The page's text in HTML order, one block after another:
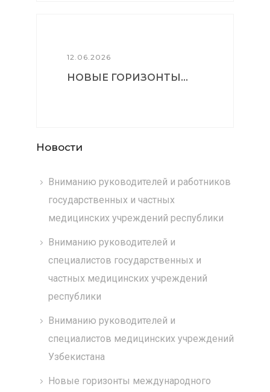
12.06.2026
НОВЫЕ ГОРИЗОНТЫ...
Новости
Вниманию руководителей и работников
государственных и частных
медицинских учреждений республики
Вниманию руководителей и
специалистов государственных и
частных медицинских учреждений
республики
Вниманию руководителей и
специалистов медицинских учреждений
Узбекистана
Новые горизонты международного